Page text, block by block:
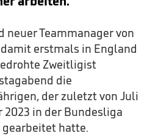
Teammanager von
erstmals in England
Zweitligist
die
der zuletzt von Juli
2023 in der Bundesliga
gearbeitet hatte.